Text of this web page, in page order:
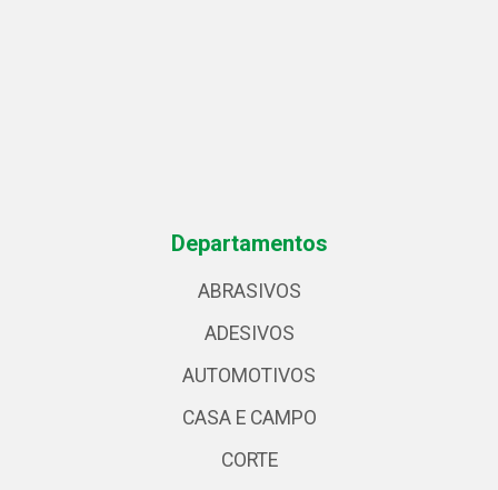
Departamentos
ABRASIVOS
ADESIVOS
AUTOMOTIVOS
CASA E CAMPO
CORTE